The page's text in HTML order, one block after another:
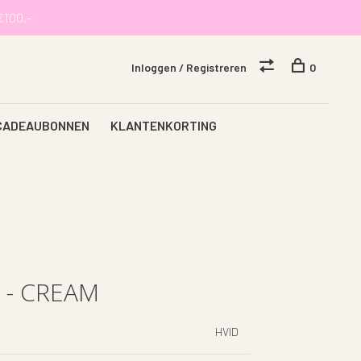
KLANTENKORTING
Inloggen / Registreren 0
CREAM
HVID